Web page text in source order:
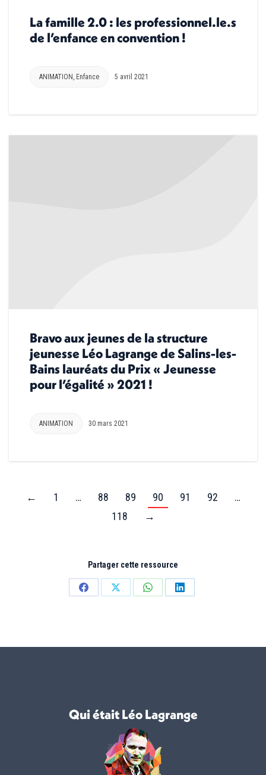
La famille 2.0 : les professionnel.le.s
de l’enfance en convention !
ANIMATION Enfance 5 avril 2021
Bravo aux jeunes de la structure
jeunesse Léo Lagrange de Salins-les-
Bains lauréats du Prix « Jeunesse
pour l’égalité » 2021 !
ANIMATION 30 mars 2021
← 1 … 88 89 90 91 92
…
118
→
Partager cette ressource
PartagerPartagerPartagerPartager
Qui était Léo Lagrange